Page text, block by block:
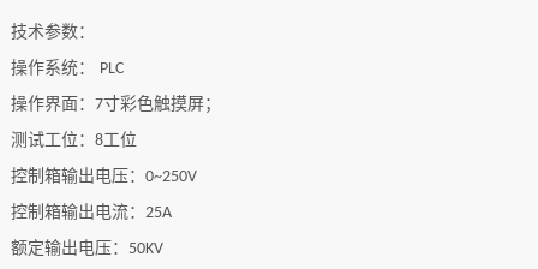
技术参数：
操作系统：
PLC
操作界面： 7寸彩色触摸屏；
测试工位： 8工位
控制箱输出电压： 0~250V
控制箱输出电流： 25A
额定输出电压： 50KV